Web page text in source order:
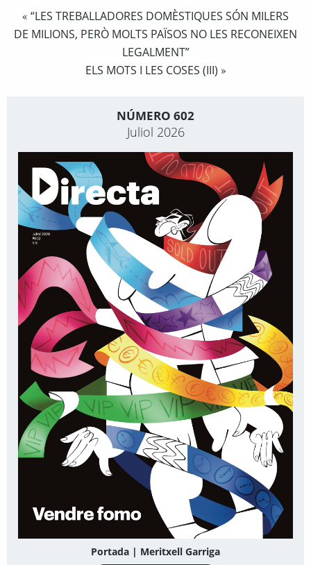
« “LES TREBALLADORES DOMÈSTIQUES SÓN MILERS
DE MILIONS, PERÒ MOLTS PAÏSOS NO LES RECONEIXEN
LEGALMENT”
ELS MOTS I LES COSES (III) »
NÚMERO 602
Juliol 2026
Portada | Meritxell Garriga